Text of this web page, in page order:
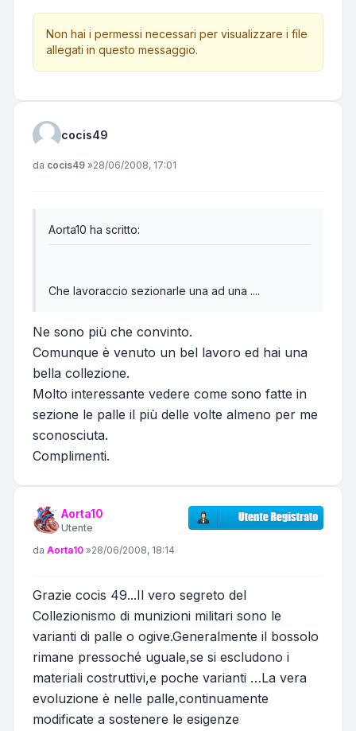
Non hai i permessi necessari per visualizzare i file
allegati in questo messaggio.
cocis49
Messaggio
da cocis49 »28/06/2008, 17:01
Aorta10 ha scritto:
Che lavoraccio sezionarle una ad una ....
Ne sono più che convinto.
Comunque è venuto un bel lavoro ed hai una
bella collezione.
Molto interessante vedere come sono fatte in
sezione le palle il più delle volte almeno per me
sconosciuta.
Complimenti.
Aorta10
Utente
Messaggio
da Aorta10 »28/06/2008, 18:14
Grazie cocis 49...Il vero segreto del
Collezionismo di munizioni militari sono le
varianti di palle o ogive.Generalmente il bossolo
rimane pressoché uguale,se si escludono i
materiali costruttivi,e poche varianti …La vera
evoluzione è nelle palle,continuamente
modificate a sostenere le esigenze